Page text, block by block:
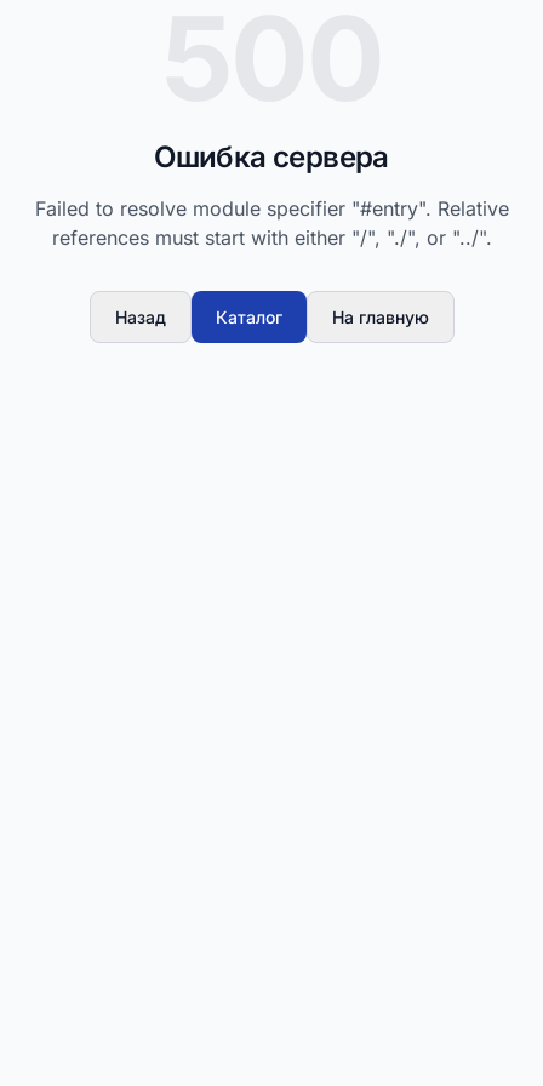
Ошибка сервера
Failed to resolve module specifier "#entry". Relative
references must start with either "/", "./", or "../".
Назад Каталог На главную